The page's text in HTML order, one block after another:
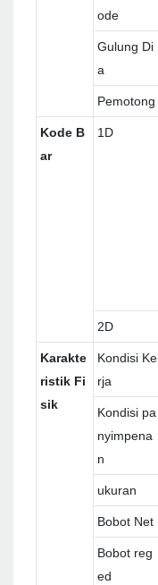
ode
Gulung Di
a
Pemotong
Kode B
ar
1D
2D
Karakte
ristik Fi
sik
Kondisi Ke
rja
Kondisi pa
nyimpena
n
ukuran
Bobot Net
Bobot reg
ed